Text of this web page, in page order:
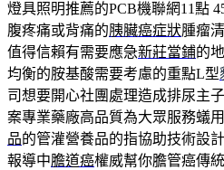
燈具照明推薦的PCB機聯網11點
腹疼痛或背痛的胰臟癌症狀腫瘤
值得信賴有需要應急新莊當鋪的
均衡的胺基酸需要考慮的重點L型
司想要開心社團處理造成排尿主
案專業藥廠高品質為大眾服務蟻
品的管灌營養品的指協助技術設
報導中膽道癌權威幫你膽管癌傳